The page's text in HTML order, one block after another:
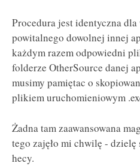
Procedura jest identyczna dla
powitalnego dowolnej innej
każdym razem odpowiedni
folderze OtherSource danej
musimy pamiętac o
plikiem uruchomieniowym
Żadna tam zaawansowana
tego zajęło mi chwilę -
hecy.